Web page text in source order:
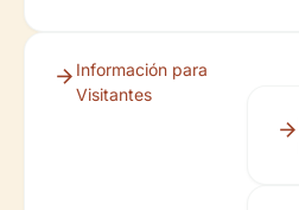
Información para
Visitantes